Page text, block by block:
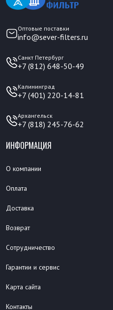
Оптовые поставки
info@sever-filters.ru
Санкт Петербург
+7 (812) 648-50-49
Калининград
+7 (401) 220-14-81
Архангельск
+7 (818) 245-76-62
ИНФОРМАЦИЯ
О компании
Оплата
Доставка
Возврат
Сотрудничество
Гарантии и сервис
Карта сайта
Контакты